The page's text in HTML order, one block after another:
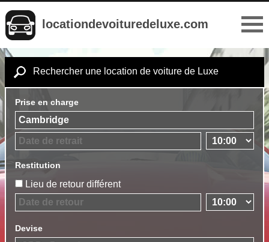
locationdevoituredeluxe.com
Rechercher une location de voiture de Luxe
Prise en charge
Restitution
Lieu de retour différent
Devise